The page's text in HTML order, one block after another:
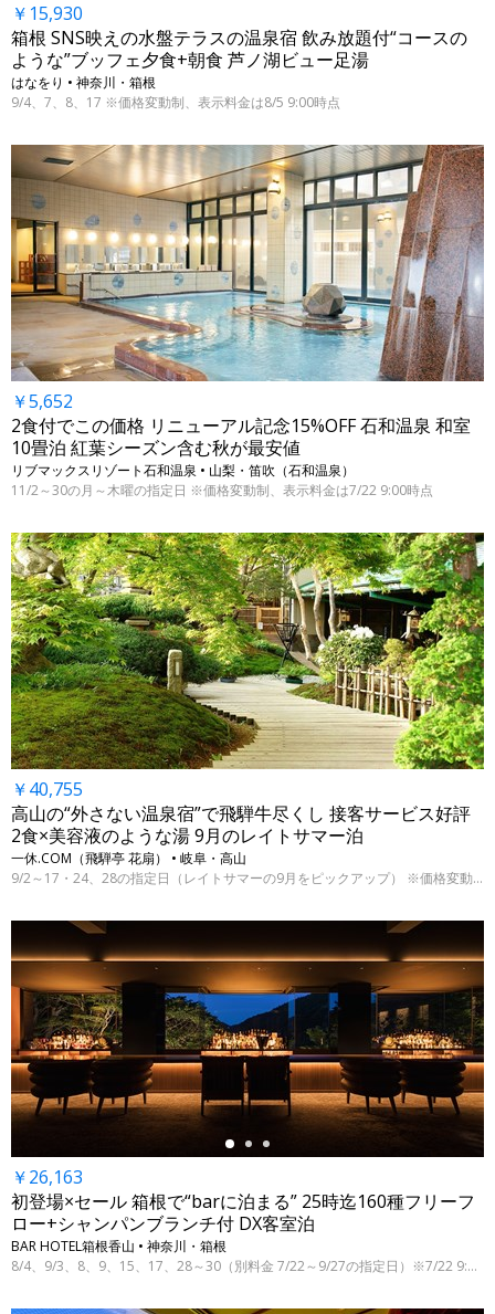
￥15,930
箱根 SNS映えの水盤テラスの温泉宿 飲み放題付“コースの
ような”ブッフェ夕食+朝食 芦ノ湖ビュー足湯
はなをり • 神奈川・箱根
9/4、7、8、17 ※価格変動制、表示料金は8/5 9:00時点
￥5,652
2食付でこの価格 リニューアル記念15%OFF 石和温泉 和室
10畳泊 紅葉シーズン含む秋が最安値
リブマックスリゾート石和温泉 • 山梨・笛吹（石和温泉）
11/2～30の月～木曜の指定日 ※価格変動制、表示料金は7/22 9:00時点
￥40,755
高山の“外さない温泉宿”で飛騨牛尽くし 接客サービス好評
2食×美容液のような湯 9月のレイトサマー泊
一休.COM（飛騨亭 花扇） • 岐阜・高山
9/2～17・24、28の指定日（レイトサマーの9月をピックアップ） ※価格変動制、表示料金は7/22 9:00時点
←
￥26,163
初登場×セール 箱根で“barに泊まる” 25時迄160種フリーフ
ロー+シャンパンブランチ付 DX客室泊
BAR HOTEL箱根香山 • 神奈川・箱根
8/4、9/3、8、9、15、17、28～30（別料金 7/22～9/27の指定日）※7/22 9:00時点